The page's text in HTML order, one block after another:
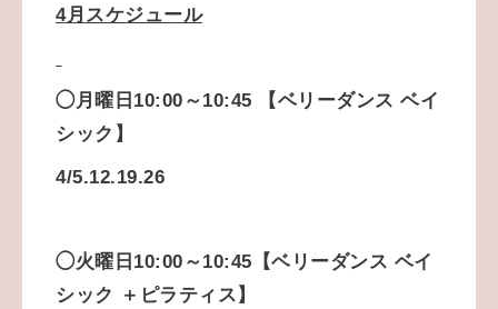
4月スケジュール
◯月曜日10:00～10:45 【ベリーダンス ベイ
シック】
4/5.12.19.26
◯火曜日10:00～10:45【ベリーダンス ベイ
シック ＋ピラティス】